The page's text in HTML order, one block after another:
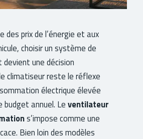
des prix de l’énergie et aux
choisir un système de
une décision
climatiseur reste le réflexe
électrique élevée
budget annuel. Leventilateur
s’impose comme une
Bien loin des modèles